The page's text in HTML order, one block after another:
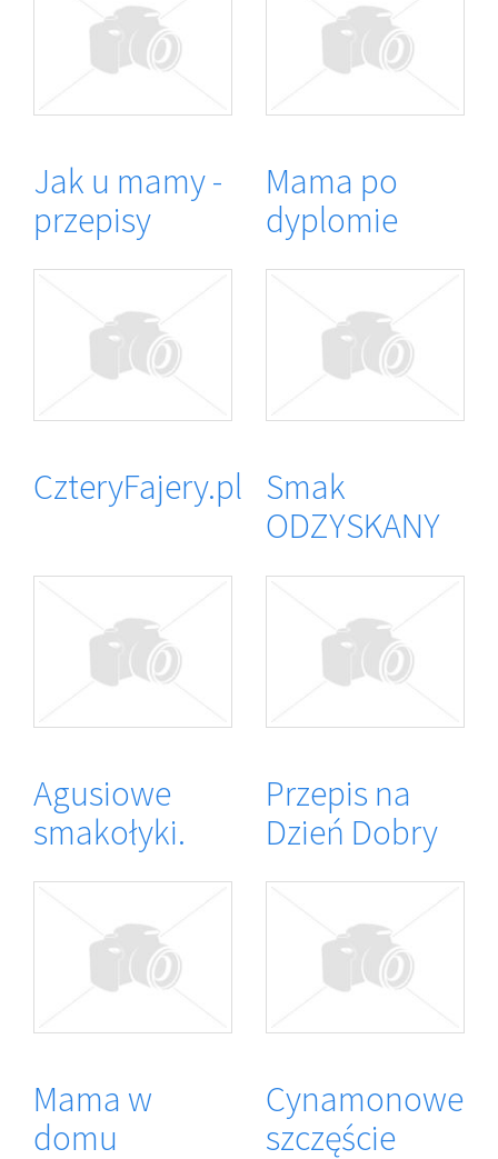
Jak u mamy -
przepisy
Mama po
dyplomie
CzteryFajery.pl Smak
ODZYSKANY
Agusiowe
smakołyki.
Przepis na
Dzień Dobry
Mama w
domu
Cynamonowe
szczęście